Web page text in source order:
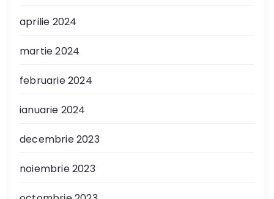
aprilie 2024
martie 2024
februarie 2024
ianuarie 2024
decembrie 2023
noiembrie 2023